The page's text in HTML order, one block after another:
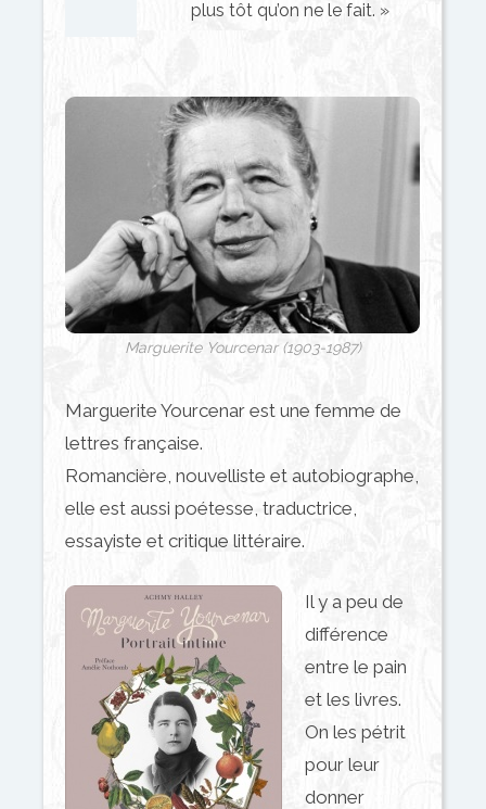
plus tôt qu’on ne le fait. »
Marguerite Yourcenar (1903-1987)
Marguerite Yourcenar est une femme de
lettres française.
Romancière, nouvelliste et autobiographe,
elle est aussi poétesse, traductrice,
essayiste et critique littéraire.
Il y a peu de
différence
entre le pain
et les livres.
On les pétrit
pour leur
donner